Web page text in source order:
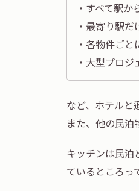
・すべて駅
・最寄り駅
・各物件ご
・大型プロ
など、ホテルと
また、他の民
キッチンは民泊
ているところっ